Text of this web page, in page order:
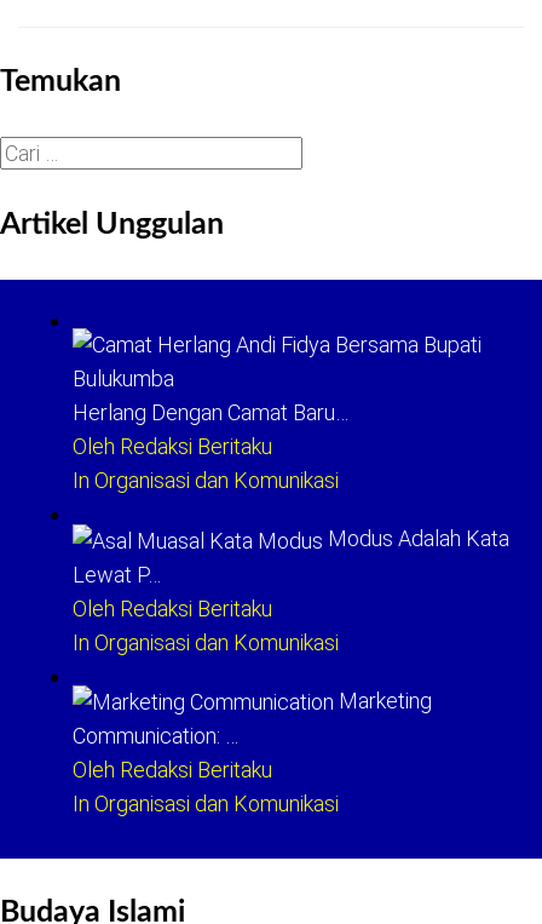
Temukan
Cari
Artikel Unggulan
Herlang Dengan Camat Baru…
Oleh Redaksi Beritaku
In Organisasi dan Komunikasi
Modus Adalah Kata
Lewat P…
Oleh Redaksi Beritaku
In Organisasi dan Komunikasi
Marketing
Communication: …
Oleh Redaksi Beritaku
In Organisasi dan Komunikasi
Budaya Islami